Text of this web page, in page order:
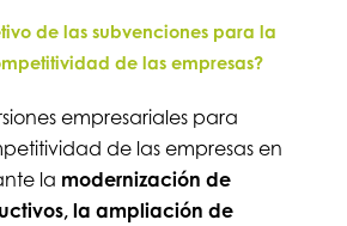
de las subvenciones para la
de las empresas?
empresariales para
de las empresas en
la modernización de
la ampliación de